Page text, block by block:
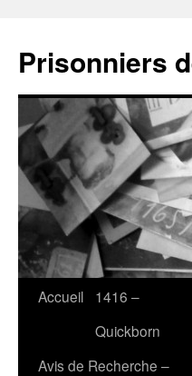
contenu
Prisonniers
Accueil
1416 –
Quickborn
Avis de Recherche –